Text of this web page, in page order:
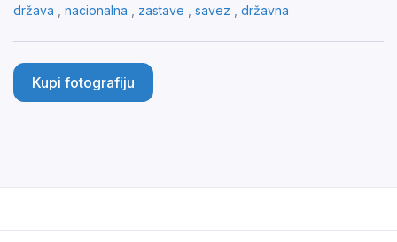
država
nacionalna zastave savez državna
Kupi fotografiju